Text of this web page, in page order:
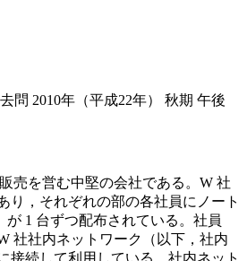
問 2010年（平成22年） 秋期 午後
売を営む中堅の会社である。W 社
り，それぞれの部の各社員にノート
が 1 台ずつ配布されている。社員
社社内ネットワーク（以下，社内